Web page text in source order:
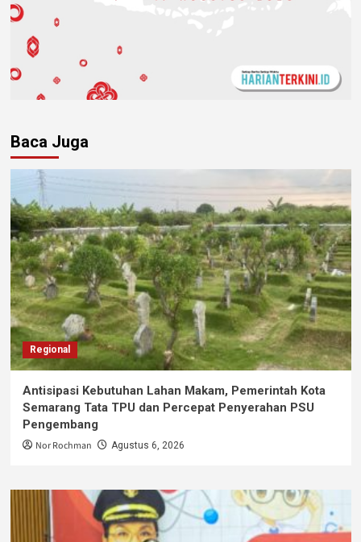
Baca Juga
Regional
Antisipasi Kebutuhan Lahan Makam, Pemerintah Kota
Semarang Tata TPU dan Percepat Penyerahan PSU
Pengembang
Nor Rochman Agustus 6, 2026